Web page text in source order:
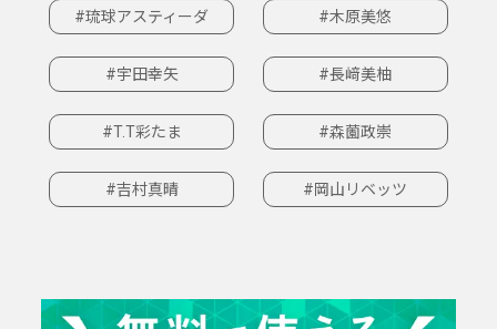
#琉球アスティーダ #木原美悠
#宇田幸矢 #長﨑美柚
#T.T彩たま #森薗政崇
#吉村真晴 #岡山リベッツ